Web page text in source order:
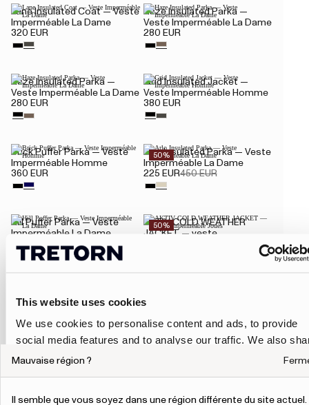
This website uses cookies
We use cookies to personalise content and ads, to provide
social media features and to analyse our traffic. We also
information about your use of our site with our social media,
Lane Insulated Coat — Veste
Imperméable La Dame
320 EUR
Haze Insulated Parka —
Veste Imperméable La Dame
280 EUR
Haze Insulated Parka —
Veste Imperméable La Dame
280 EUR
Grid Insulated Jacket —
Veste Imperméable Homme
380 EUR
Brick Puffer Parka — Veste
Imperméable Homme
360 EUR
50%
Arlo Insulated Parka — Veste
Imperméable La Dame
225 EUR450 EUR
Hill Puffer Parka — Veste
Imperméable La Dame
370 EUR
50%
AKTIV COLD WEATHER
JACKET — veste
50%
Wings Padded Rain Coat —
90 EUR180 EUR
Park Insulated Coat — Veste
160 EUR320 EUR
Mauvaise région ?
Il semble que vous soyez dans une région différente du site actuel.